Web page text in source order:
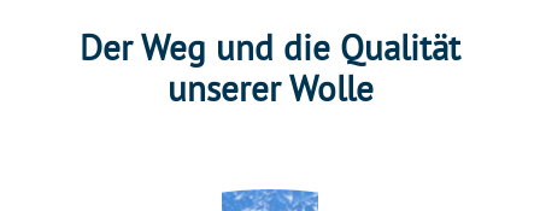
Der Weg und die Qualität
unserer Wolle